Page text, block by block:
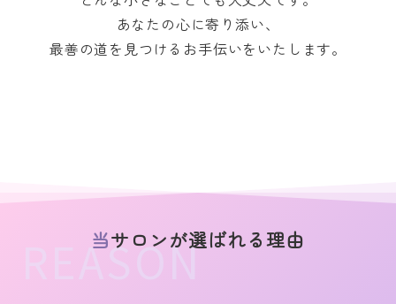
あなたの心に寄り添い、
最善の道を見つけるお手伝いをいたします。
当サロンが選ばれる理由